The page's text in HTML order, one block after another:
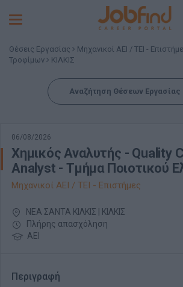
Toggle
Θέσεις Εργασίας Μηχανικοί ΑΕΙ / ΤΕΙ -
Τροφίμων
ΚΙΛΚΙΣ
Αναζήτηση Θέσεων Εργασίας
06/08/2026
Χημικός Αναλυτής - Quality
Analyst - Τμήμα Ποιοτικού
Μηχανικοί ΑΕΙ / ΤΕΙ - Επιστήμες
ΝΕΑ ΣΑΝΤΑ ΚΙΛΚΙΣ | ΚΙΛΚΙΣ
Πλήρης απασχόληση
ΑΕΙ
Περιγραφή